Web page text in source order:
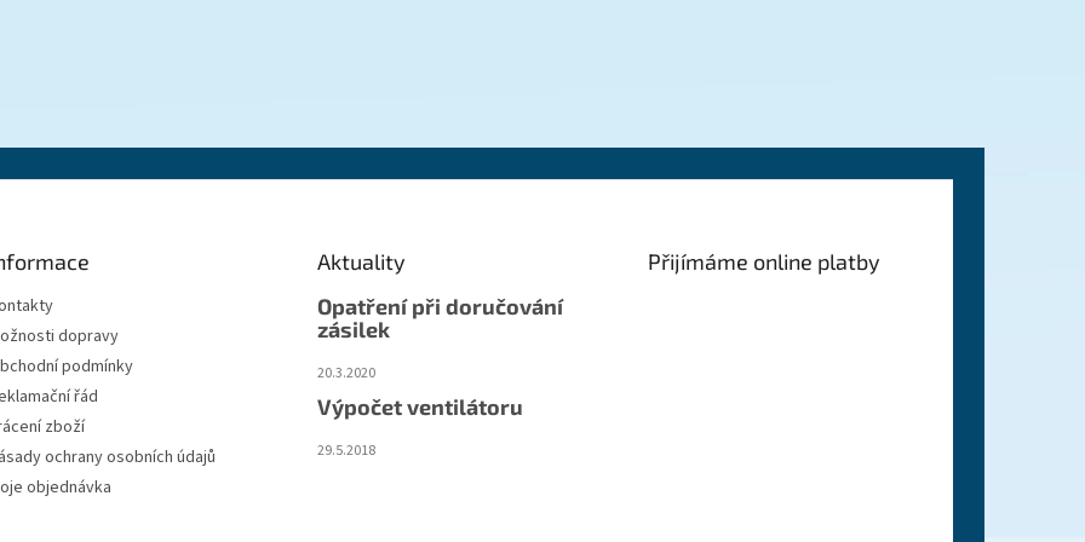
dopravy
podmínky
řád
zboží
ochrany osobních údajů
objednávka
Aktuality
Opatření při doručování
zásilek
20.3.2020
Výpočet ventilátoru
29.5.2018
Přijímáme online platby